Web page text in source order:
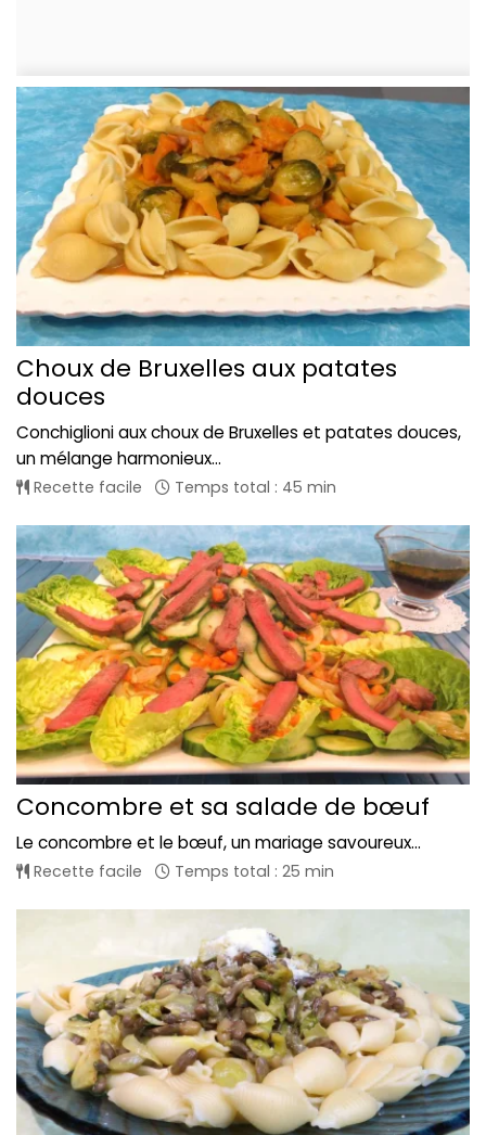
Choux de Bruxelles aux patates
douces
Conchiglioni aux choux de Bruxelles et patates douces,
un mélange harmonieux...
Recette facile Temps total : 45 min
Concombre et sa salade de bœuf
Le concombre et le bœuf, un mariage savoureux...
Recette facile Temps total : 25 min